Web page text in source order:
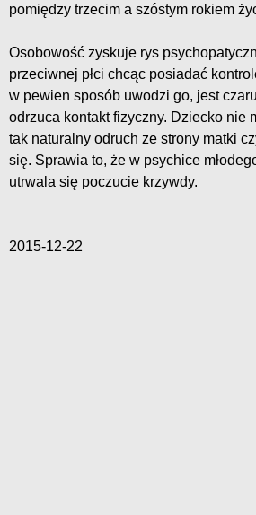
pomiędzy trzecim a szóstym rokiem
Osobowość zyskuje rys
przeciwnej płci chcąc posiadać
w pewien sposób uwodzi go, jest
odrzuca kontakt fizyczny. Dziecko nie
tak naturalny odruch ze strony matki
się. Sprawia to, że w psychice
utrwala się poczucie krzywdy.
2015-12-22